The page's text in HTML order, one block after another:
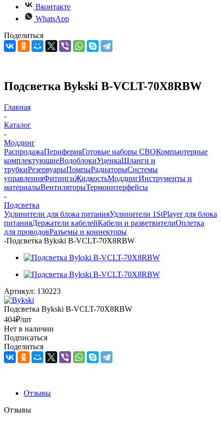
Вконтакте
WhatsApp
Поделиться
Подсветка Bykski B-VCLT-70X8RBW
Главная
-
Каталог
-
Моддинг
РаспродажаПериферияГотовые наборы СВОКомпьютерные
комплектующиеВодоблокиУценкаШланги и
трубкиРезервуарыПомпыРадиаторыСистемы
управленияФитингиЖидкостьМоддингИнструменты и
материалыВентиляторыТермоинтерфейсы
-
Подсветка
Удлинители для блока питанияУдлинители 1StPlayer для блока
питанияДержатели кабелейКабели и разветвителиОплетка
для проводовРазъемы и коннекторы
-Подсветка Bykski B-VCLT-70X8RBW
Артикул: 130223
Подсветка Bykski B-VCLT-70X8RBW
404₽/шт
Нет в наличии
Подписаться
Поделиться
Отзывы
Отзывы